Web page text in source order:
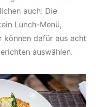
auch: Die
Lunch-Menü,
können dafür aus acht
auswählen.